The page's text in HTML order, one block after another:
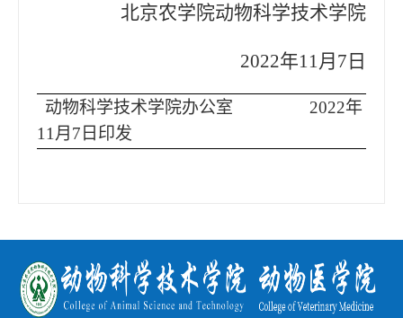
北京农学院动物科学技术学院
2022年11月7日
动物科学技术学院办公室 2022年
11 月 7 日印发